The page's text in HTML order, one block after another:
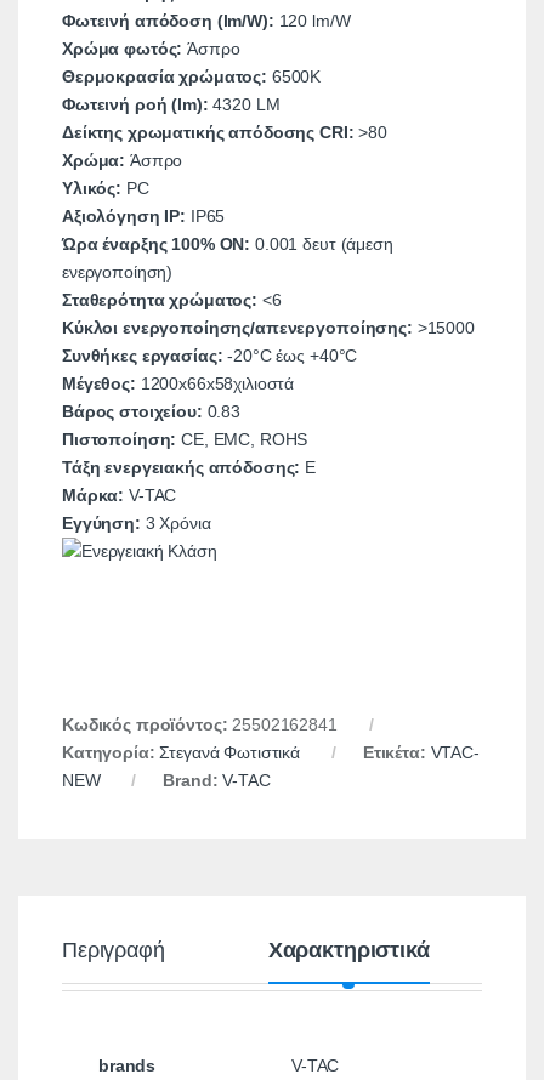
Φωτεινή απόδοση (lm/W): 120 lm/W
Χρώμα φωτός:Άσπρο
Θερμοκρασία χρώματος: 6500Κ
Φωτεινή ροή (lm):4320 LM
Δείκτης χρωματικής απόδοσης CRI:>80
Χρώμα:Άσπρο
Υλικός: PC
Αξιολόγηση IP: ΙΡ65
Ώρα έναρξης 100% ON:0.001 δευτ (άμεση
ενεργοποίηση)
Σταθερότητα χρώματος: <6
Κύκλοι ενεργοποίησης/απενεργοποίησης: >15000
Συνθήκες εργασίας:-20°C έως +40°C
Μέγεθος: 1200x66x58χιλιοστά
Βάρος στοιχείου: 0.83
Πιστοποίηση:CE, EMC, ROHS
Τάξη ενεργειακής απόδοσης: E
Μάρκα:V-TAC
Εγγύηση: 3 Χρόνια
Κωδικός προϊόντος:25502162841
Κατηγορία:Στεγανά Φωτιστικά Ετικέτα: VTAC-
NEW
Brand:V-TAC
Περιγραφή Χαρακτηριστικά
brands V-TAC